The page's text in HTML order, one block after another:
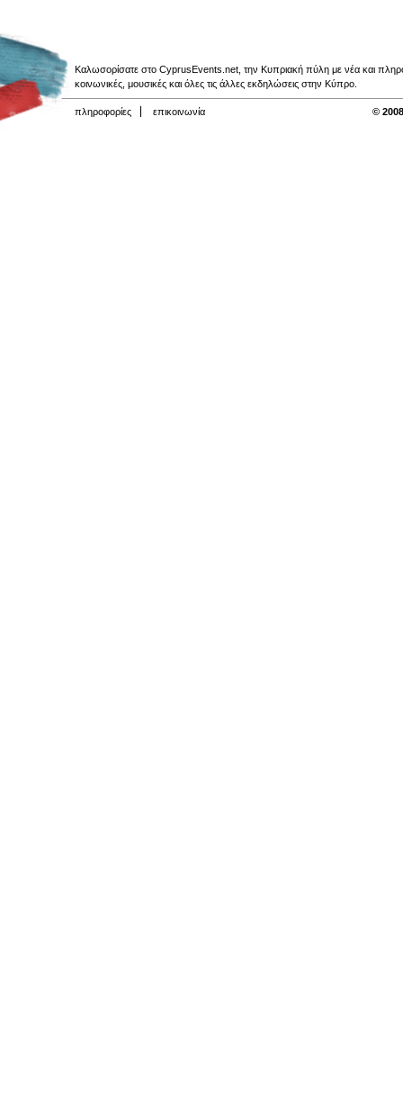
Καλωσορίσατε στο CyprusEvents.net, την Κυπριακή πύλη με νέα και
κοινωνικές, μουσικές και όλες τις άλλες εκδηλώσεις στην Κύπρο.
πληροφορίες επικοινωνία ©